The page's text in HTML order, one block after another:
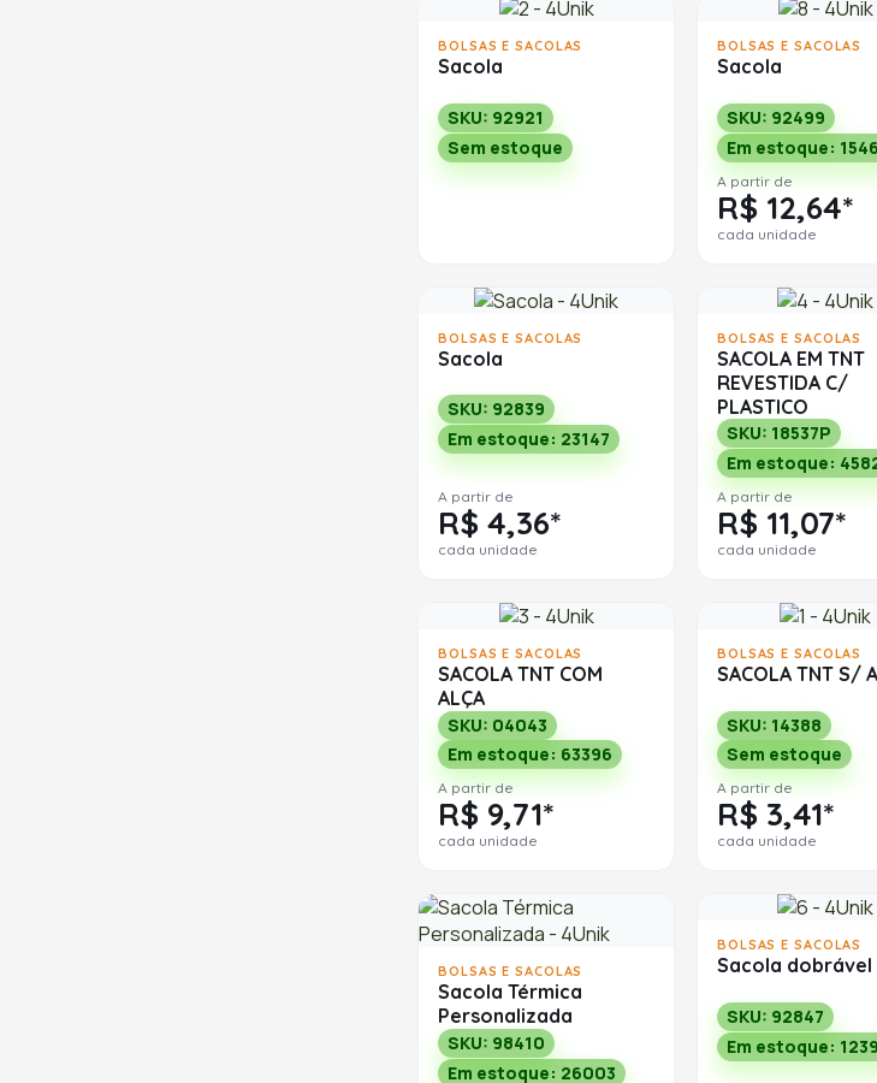
BOLSAS E SACOLAS
Sacola
SKU: 92921
Sem estoque
BOLSAS E SACOLAS
Sacola
SKU: 92499
Em estoque:
A partir de
R$ 12,64*
cada unidade
BOLSAS E SACOLAS
Sacola
SKU: 92839
Em estoque: 23147
A partir de
R$ 4,36*
cada unidade
BOLSAS E SACOLAS
SACOLA EM TNT
REVESTIDA C/
PLASTICO
SKU: 18537P
Em estoque:
A partir de
R$ 11,07*
cada unidade
BOLSAS E SACOLAS
SACOLA TNT COM
ALÇA
SKU: 04043
Em estoque: 63396
A partir de
R$ 9,71*
cada unidade
BOLSAS E SACOLAS
SACOLA TNT S/
SKU: 14388
Sem estoque
A partir de
R$ 3,41*
cada unidade
BOLSAS E SACOLAS
Sacola Térmica
Personalizada
SKU: 98410
Em estoque: 26003
BOLSAS E SACOLAS
Sacola dobrável
SKU: 92847
Em estoque: